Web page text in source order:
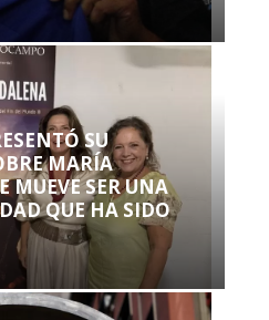
SU
MARÍA
MUEVE SER UNA
QUE HA SIDO